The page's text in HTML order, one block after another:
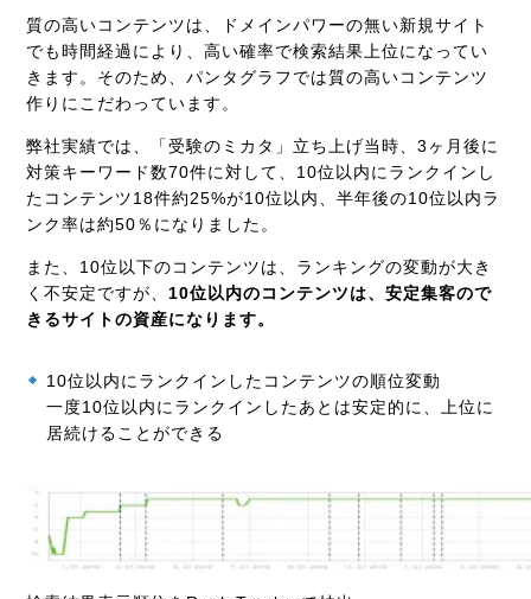
質の高いコンテンツは、ドメインパワーの無い新規サイト
でも時間経過により、高い確率で検索結果上位になってい
きます。そのため、パンタグラフでは質の高いコンテンツ
作りにこだわっています。
弊社実績では、「受験のミカタ」立ち上げ当時、3ヶ月後に
対策キーワード数70件に対して、 10位以内にランクインし
たコンテンツ18件約25%が10位以内、半年後の10位以内ラ
ンク率は約50％になりました。
また、 10位以下のコンテンツは、ランキングの変動が大き
く不安定ですが、 10位以内のコンテンツは、安定集客ので
きるサイトの資産になります。
10位以内にランクインしたコンテンツの順位変動
一度10位以内にランクインしたあとは安定的に、上位に
居続けることができる